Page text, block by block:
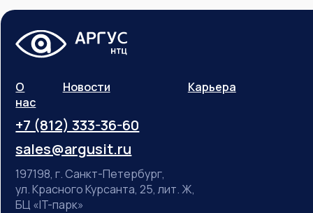
О
нас
+7 (812) 333-36-60
sales@argusit.ru
Новости Карьера
197198, г. Санкт-Петербург,
ул. Красного Курсанта, 25, лит. Ж,
БЦ «IT-парк»